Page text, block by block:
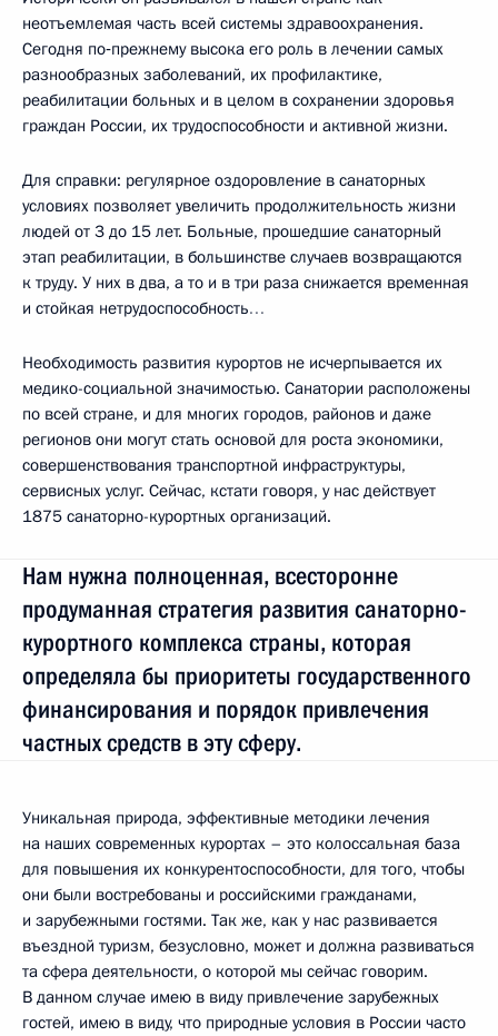
неотъемлемая часть всей системы здравоохранения.
Сегодня по‑прежнему высока его роль в лечении самых
разнообразных заболеваний, их профилактике,
реабилитации больных и в целом в сохранении здоровья
граждан России, их трудоспособности и активной жизни.
Для справки: регулярное оздоровление в санаторных
условиях позволяет увеличить продолжительность жизни
людей от 3 до 15 лет. Больные, прошедшие санаторный
этап реабилитации, в большинстве случаев возвращаются
к труду. У них в два, а то и в три раза снижается временная
и стойкая нетрудоспособность…
Необходимость развития курортов не исчерпывается их
медико-социальной значимостью. Санатории расположены
по всей стране, и для многих городов, районов и даже
регионов они могут стать основой для роста экономики,
совершенствования транспортной инфраструктуры,
сервисных услуг. Сейчас, кстати говоря, у нас действует
1875 санаторно-курортных организаций.
Нам нужна полноценная, всесторонне
продуманная стратегия развития санаторно-
курортного комплекса страны, которая
определяла бы приоритеты государственного
финансирования и порядок привлечения
частных средств в эту сферу.
Уникальная природа, эффективные методики лечения
на наших современных курортах – это колоссальная база
для повышения их конкурентоспособности, для того, чтобы
они были востребованы и российскими гражданами,
и зарубежными гостями. Так же, как у нас развивается
въездной туризм, безусловно, может и должна развиваться
та сфера деятельности, о которой мы сейчас говорим.
В данном случае имею в виду привлечение зарубежных
гостей, имею в виду, что природные условия в России часто